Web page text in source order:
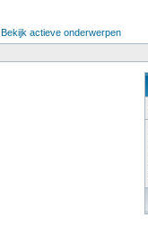
Bekijk actieve onderwerpen